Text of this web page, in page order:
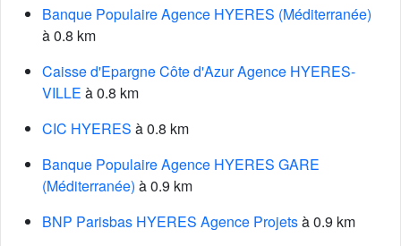
Banque Populaire Agence HYERES (Méditerranée)
à 0.8 km
Caisse d'Epargne Côte d'Azur Agence HYERES-
VILLE à 0.8 km
CIC HYERES à 0.8 km
Banque Populaire Agence HYERES GARE
(Méditerranée) à 0.9 km
BNP Parisbas HYERES Agence Projetsà 0.9 km